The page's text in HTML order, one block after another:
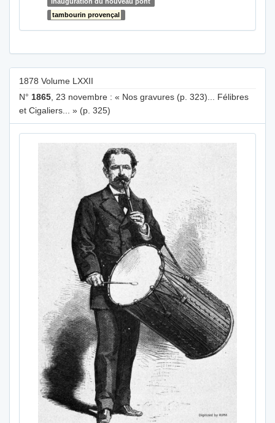
tambourin provençal
1878 Volume LXXII
N° 1865 , 23 novembre : « Nos gravures (p. 323)... Félibres
et Cigaliers... » (p. 325)